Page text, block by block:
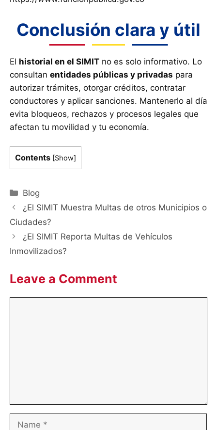
Conclusión clara y útil
El historial en el SIMIT no es solo informativo. Lo
consultan entidades públicas y privadas para
autorizar trámites, otorgar créditos, contratar
conductores y aplicar sanciones. Mantenerlo al día
evita bloqueos, rechazos y procesos legales que
afectan tu movilidad y tu economía.
Contents [Show]
Categories
Blog
¿El SIMIT Muestra Multas de otros Municipios o
Ciudades?
¿El SIMIT Reporta Multas de Vehículos
Inmovilizados?
Leave a Comment
Name